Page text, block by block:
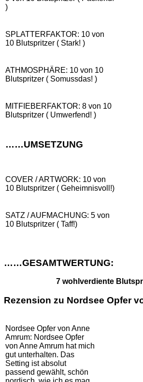
)
SPLATTERFAKTOR: 10 von
10 Blutspritzer ( Stark! )
ATHMOSPHÄRE: 10 von 10
Blutspritzer ( Somussdas! )
MITFIEBERFAKTOR: 8 von 10
Blutspritzer ( Umwerfend! )
……UMSETZUNG
COVER / ARTWORK: 10 von
10 Blutspritzer ( Geheimnisvoll!)
SATZ / AUFMACHUNG: 5 von
10 Blutspritzer ( Taff!)
……GESAMTWERTUNG:
7 wohlverdiente
Rezension zu Nordsee Opfer
Nordsee Opfer von Anne
Amrum: Nordsee Opfer
von Anne Amrum hat mich
gut unterhalten. Das
Setting ist absolut
passend gewählt, schön